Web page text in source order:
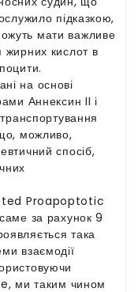
підказкою,
мати важливе
жирних кислот в
на основі
Аннексин II і
можливо,
спосіб,
Proapoptotic
за рахунок 9
така
взаємодії
ми таким чином